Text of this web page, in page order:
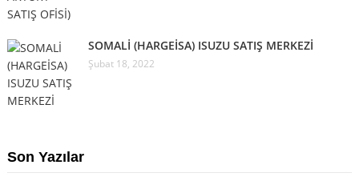
SOMALİ (HARGEİSA) ISUZU SATIŞ MERKEZİ
Şubat 18, 2022
Son Yazılar